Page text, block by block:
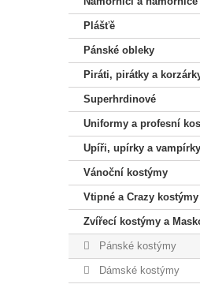
Plášťě
Pánské obleky
Piráti, pirátky a
Superhrdinové
Uniformy a profesní
Upíři, upírky a vampírky
Vánoční kostýmy
Vtipné a Crazy kostýmy
Zvířecí kostýmy a
Pánské kostýmy
Dámské kostýmy